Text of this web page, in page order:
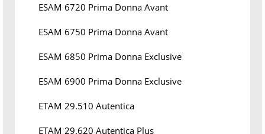
ESAM 6720 Prima Donna Avant
ESAM 6750 Prima Donna Avant
ESAM 6850 Prima Donna Exclusive
ESAM 6900 Prima Donna Exclusive
ETAM 29.510 Autentica
ETAM 29.620 Autentica Plus